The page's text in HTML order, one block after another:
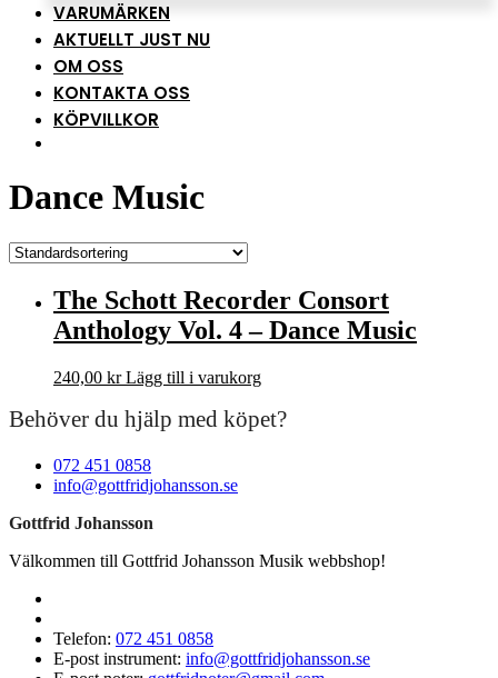
VARUMÄRKEN
AKTUELLT JUST NU
OM OSS
KONTAKTA OSS
KÖPVILLKOR
Dance Music
The Schott Recorder Consort
Anthology Vol. 4 – Dance Music
240,00 kr Lägg till i varukorg
Behöver du hjälp med köpet?
072 451 0858
info@gottfridjohansson.se
Gottfrid Johansson
Välkommen till Gottfrid Johansson Musik webbshop!
Telefon: 072 451 0858
E-post instrument: info@gottfridjohansson.se